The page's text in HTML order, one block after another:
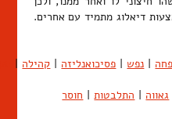
דיאלוג מתמיד עם אחרים.
| נפש | פסיכואנליזה | קהילה |
גאווה | התלבטות | חוסר